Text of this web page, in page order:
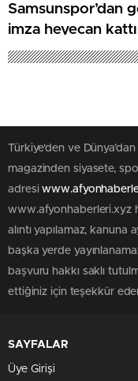
Samsunspor’dan
imza heyecan kattı
Türkiye'den ve
magazinden siyasete,
adresi
www.afyonhaberleri.xyz
alıntı yapılamaz, kanuna
başka yerde
başvuru hakkı saklı
ettiğiniz için teşekkür
SAYFALAR
Üye Girişi